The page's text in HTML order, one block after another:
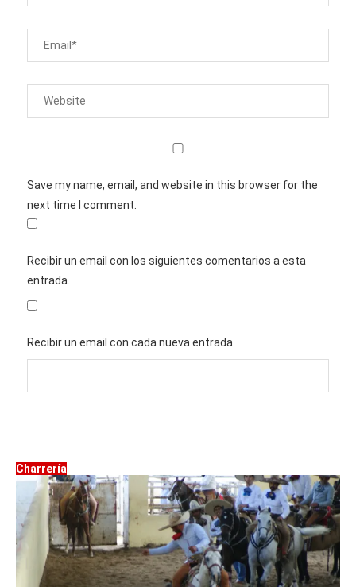
Save my name, email, and website in this browser for the
next time I comment.
Recibir un email con los siguientes comentarios a esta
entrada.
Recibir un email con cada nueva entrada.
Charrería